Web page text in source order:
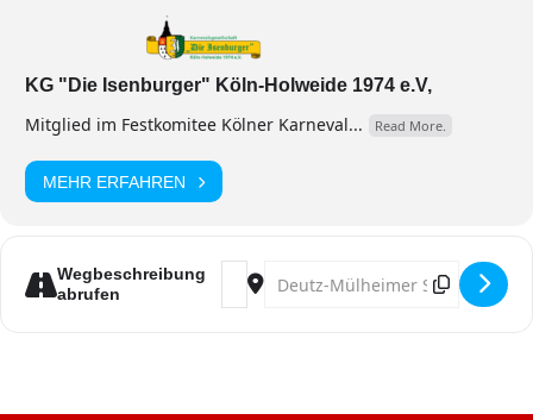
KG "Die Isenburger" Köln-Holweide 1974 e.V,
Mitglied im Festkomitee Kölner Karneval... Read More.
MEHR ERFAHREN
Wegbeschreibung
abrufen
Address - Herrensitzung KG ,,Die
Destination Address -